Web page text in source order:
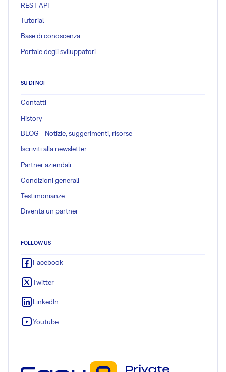
REST API
Tutorial
Base di conoscenza
Portale degli sviluppatori
SU DI NOI
Contatti
History
BLOG - Notizie, suggerimenti, risorse
Iscriviti alla newsletter
Partner aziendali
Condizioni generali
Testimonianze
Diventa un partner
FOLLOW US
Facebook
Twitter
LinkedIn
Youtube